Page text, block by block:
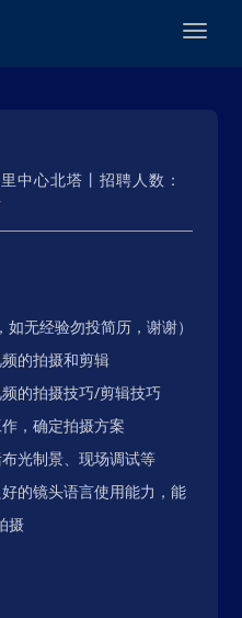
切
中心北塔丨招聘人数：
如无经验勿投简历，谢谢）
的拍摄和剪辑
的拍摄技巧/剪辑技巧
，确定拍摄方案
光制景、现场调试等
的镜头语言使用能力，能
摄